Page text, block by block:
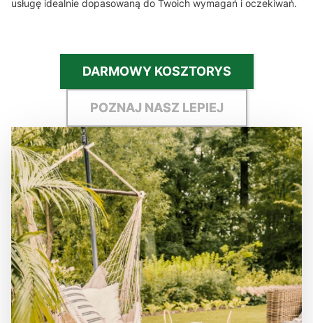
usługę idealnie dopasowaną do Twoich wymagań i oczekiwań.
DARMOWY KOSZTORYS
POZNAJ NASZ LEPIEJ